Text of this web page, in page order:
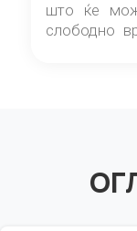
што ќе
слободно